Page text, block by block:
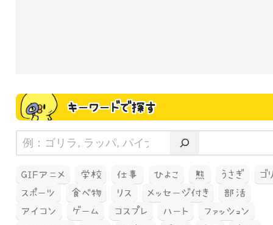
キーワードで探す
GIFアニメ 学校 仕事 ひよこ 熊 うさぎ
ゴ
スポーツ
食べ物 リス メッセージ付き
部活
アイコン
ゲーム コスプレ ハート
ファッション